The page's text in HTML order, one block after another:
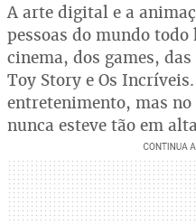
A arte digital e a
pessoas do mundo todo
cinema, dos games,
Toy Story e Os
entretenimento, mas
nunca esteve tão em